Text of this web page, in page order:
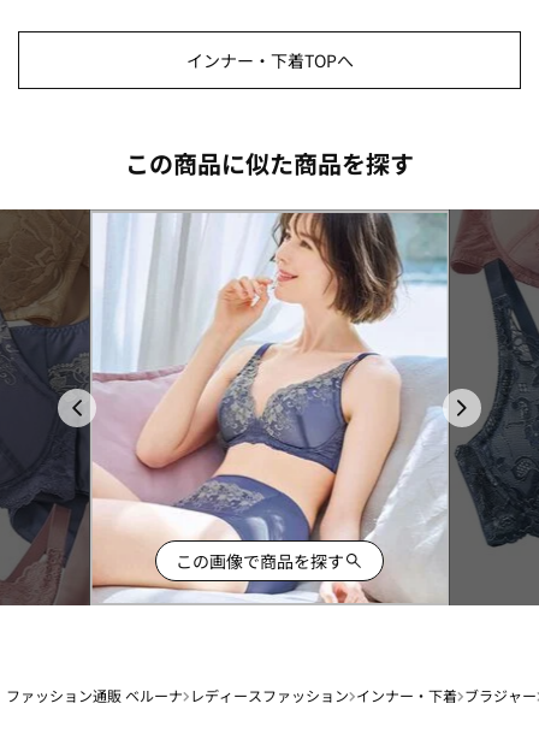
インナー・下着TOPへ
この商品に似た商品を探す
この画像で商品を探す
ファッション通販 ベルーナ レディースファッション インナー・下着 ブラジャー